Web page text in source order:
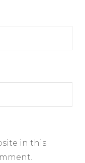
in this